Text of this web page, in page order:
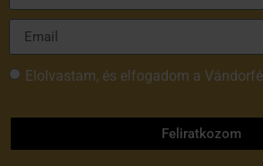
Elolvastam, és elfogadom a
Feliratkozom